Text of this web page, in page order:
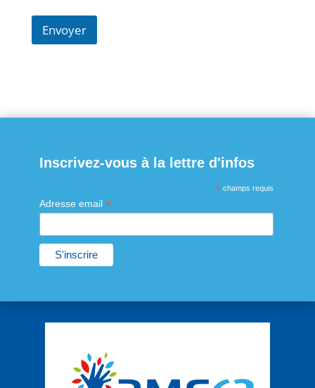
Envoyer
Inscrivez-vous à la lettre d'infos
* champs requis
Adresse email *